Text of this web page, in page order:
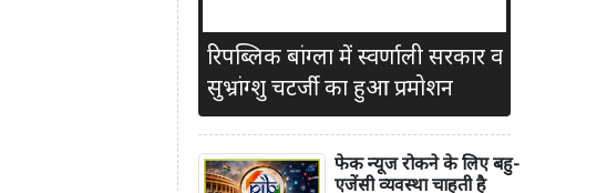
रिपब्लिक बांग्ला में स्वर्णाली सरकार व
सुभ्रांग्शु चटर्जी का हुआ प्रमोशन
फेक न्यूज रोकने के लिए बहु-
एजेंसी व्यवस्था चाहती है